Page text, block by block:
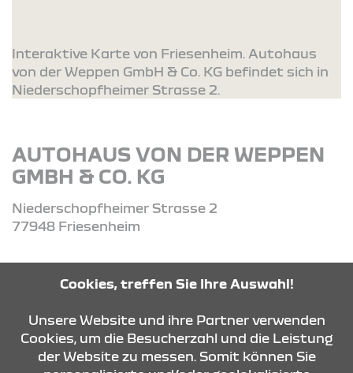
Interaktive Karte von Friesenheim. Autohaus
von der Weppen GmbH & Co. KG befindet sich in
Niederschopfheimer Strasse 2.
AUTOHAUS VON DER WEPPEN
GMBH & CO. KG
Niederschopfheimer Strasse 2
77948 Friesenheim
ROUTE PLANEN
Cookies, treffen Sie Ihre Auswahl!
Unsere Website und ihre Partner verwenden
Cookies, um die Besucherzahl und die Leistung
der Website zu messen. Somit können Sie